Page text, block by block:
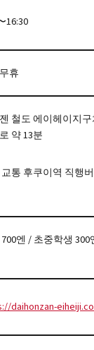
16:30
휴
철도 에이헤이지
약 13분
통 후쿠이역 직행
엔 / 초중학생
daihonzan-